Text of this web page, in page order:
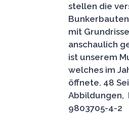
stellen die
Bunkerbauten
mit
anschaulich
ist unserem
welches im
öffnete. 48
Abbildungen,
9803705-4-2